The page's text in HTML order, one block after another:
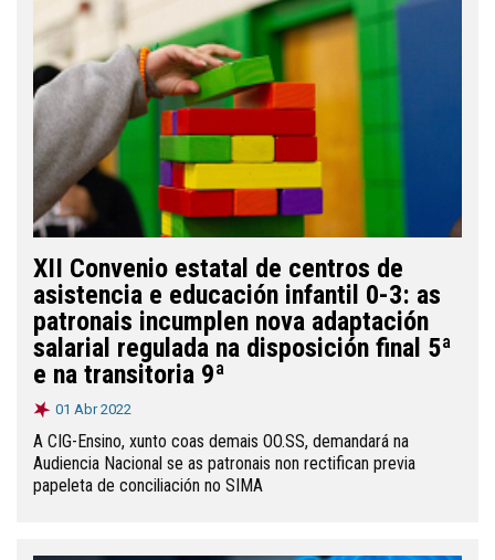
XII Convenio estatal de centros de
asistencia e educación infantil 0-3: as
patronais incumplen nova adaptación
salarial regulada na disposición final 5ª
e na transitoria 9ª
01 Abr 2022
A CIG-Ensino, xunto coas demais OO.SS, demandará na
Audiencia Nacional se as patronais non rectifican previa
papeleta de conciliación no SIMA